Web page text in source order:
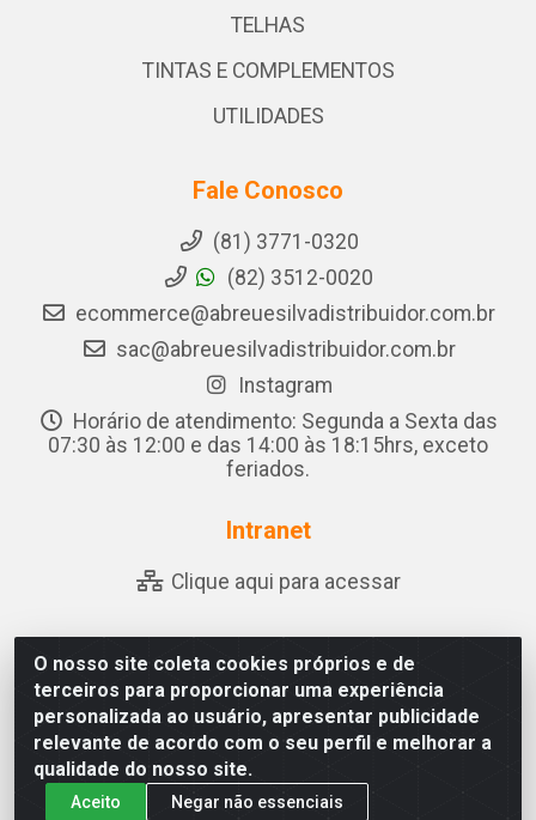
O nosso site coleta cookies próprios e de
terceiros para proporcionar uma experiência
personalizada ao usuário, apresentar publicidade
relevante de acordo com o seu perfil e melhorar a
qualidade do nosso site.
Aceito Negar não essenciais
TELHAS
TINTAS E COMPLEMENTOS
UTILIDADES
Fale Conosco
(81) 3771-0320
(82) 3512-0020
ecommerce@abreuesilvadistribuidor.com.br
sac@abreuesilvadistribuidor.com.br
Instagram
Horário de atendimento: Segunda a Sexta das
07:30 às 12:00 e das 14:00 às 18:15hrs, exceto
feriados.
Intranet
Clique aqui para acessar
Abreu & Silva - Rua Padre Jose de Souza Leite, 265 - Ariado,
Olho D'Água das Flores/AL - CEP 57.442-000 - CNPJ
04.790.656/0001-06